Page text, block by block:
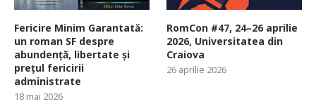
Fericire Minim Garantată:
un roman SF despre
abundență, libertate și
prețul fericirii
administrate
18 mai 2026
RomCon #47, 24–26 aprilie
2026, Universitatea din
Craiova
26 aprilie 2026